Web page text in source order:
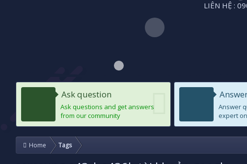
LIÊN HỆ :
Ask question
Ask questions and get answers
from our community
Answer
expert
Home Tags